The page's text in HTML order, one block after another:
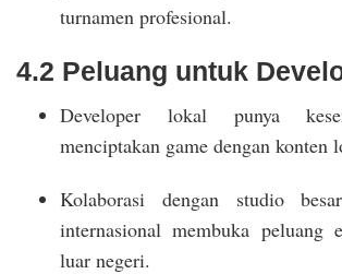
turnamen profesional.
4.2 Peluang untuk
Developer lokal punya
menciptakan game dengan konten
Kolaborasi dengan studio
internasional membuka peluang
luar negeri.